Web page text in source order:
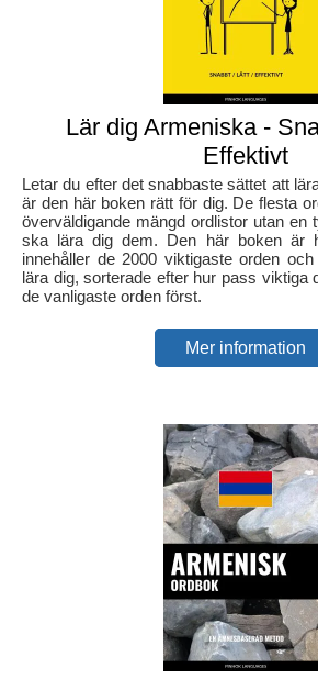
Lär dig Armeniska -
Effektivt
Letar du efter det snabbaste sättet att
är den här boken rätt för dig. De flesta
överväldigande mängd ordlistor utan en
ska lära dig dem. Den här boken är
innehåller de 2000 viktigaste orden
lära dig, sorterade efter hur pass viktiga
de vanligaste orden först.
Mer information